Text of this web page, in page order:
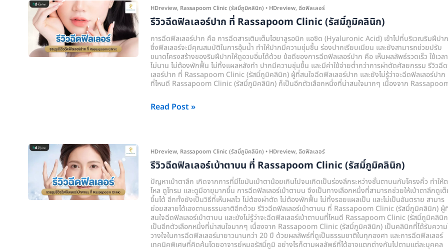
ภูมิ
คลินิก)
HDreview, Rassapoom Clinic (รัสมิ์ภูมิคลินิก) • HDreview, ฉีดฟิลเลอร์
รีวิวฉีดฟิลเลอร์ปาก ที่ Rassapoom Clinic (รัสมิ์ภูมิคลินิก)
การฉีดฟิลเลอร์ปาก คือ การฉีดสารเติมเต็มไฮยาลูรอนิก แอซิด (Hyaluronic Acid) เข้าไปที่บริเวณริมฝีปาก
ซึ่งฟิลเลอร์จะมีคุณสมบัติในการอุ้มน้ำ ทำให้ปากมีความชุ่มชื้น ร่องปากเรียบเนียน และยังสามารถช่วยปรับ
ขนาดโครงสร้างของริมฝีปากให้ดูอวบอิ่มได้ด้วย ข้อดีของการฉีดฟิลเลอร์ปาก คือ เห็นผลลัพธ์รวดเร็ว ใช้เวล
ไม่นาน ไม่ต้องพักฟื้น ไม่ทิ้งแผลหลังทำ ปากมีความชุ่มชื้น และมีค่าใช้จ่ายต่ำกว่าการผ่าตัดศัลยกรรม รีวิวฉี
เลอร์ปาก ที่ Rassapoom Clinic (รัสมิ์ภูมิคลินิก) ผู้ที่สนใจฉีดฟิลเลอร์ปาก และยังไม่รู้ว่าจะฉีดฟิลเลอร์ปาก
ที่ไหนดี Rassapoom Clinic (รัสมิ์ภูมิคลินิก) ก็เป็นอีกตัวเลือกหนึ่งที่น่าสนใจมากๆ เนื่องจาก
รี
วิว
ฟิล
เลอ
ร์
ปาก
Rassapoom
มิ์
ภูมิ
คลินิก)
Read Post »
HDreview, Rassapoom Clinic (รัสมิ์ภูมิคลินิก) • HDreview, ฉีดฟิลเลอร์
รีวิวฉีดฟิลเลอร์เบ้าตาบน ที่ Rassapoom Clinic (รัสมิ์ภูมิคลินิก)
ปัญหาเบ้าตาลึก เกิดจากการที่มีไขมันเบ้าตาน้อยเกินไปจนเกิดเป็นร่องลึกระหว่างชั้นตาบนกับโครงคิ้ว ทำให้
โหล ดูโทรม และดูมีอายุมากขึ้น การฉีดฟิลเลอร์เบ้าตาบน จึงเป็นทางเลือกหนึ่งที่สามารถช่วยให้เบ้าตาลึกดูเ
ขึ้นได้ อีกทั้งยังเป็นวิธีที่เห็นผลไว ไม่ต้องผ่าตัด ไม่ต้องพักฟื้น ไม่ทิ้งรอยแผลเป็น และไม่เป็นอันตราย สามาร
ย่อยสลายได้เองตามธรรมชาติอีกด้วย รีวิวฉีดฟิลเลอร์เบ้าตาบน ที่ Rassapoom Clinic (รัสมิ์ภูมิคลินิก) ผู้
สนใจฉีดฟิลเลอร์เบ้าตาบน และยังไม่รู้ว่าจะฉีดฟิลเลอร์เบ้าตาบนที่ไหนดี Rassapoom Clinic (รัสมิ์ภูมิคลินิ
เป็นอีกตัวเลือกหนึ่งที่น่าสนใจมากๆ เนื่องจาก Rassapoom Clinic (รัสมิ์ภูมิคลินิก) เป็นคลินิกที่ได้รับความ
วางใจในการฉีดฟิลเลอร์มายาวนานกว่า 20 ปี ด้วยผลลัพธ์ที่ดูเป็นธรรมชาติในทุกองศา และการฉีดฟิลเลอร์
เทคนิคพิเศษที่คิดค้นโดยอาจารย์หมอรัสมิ์ภูมิ อย่างไรก็ตามผลลัพธ์ที่ได้อาจแตกต่างกันไปตามแต่ละบุคคล
รี
วิว
ฉีด
ฟิล
เลอ
ร์
เบ้าตา
บน